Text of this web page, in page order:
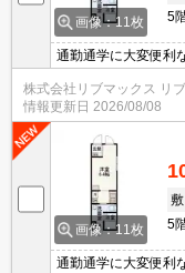
画像：11枚
5
通勤通学に大変便利
合せ物件のほかにも
紹介いたします。お
株式会社リブマックス リ
情報更新日 2026/08/08
画像：11枚
敷
5
通勤通学に大変便利